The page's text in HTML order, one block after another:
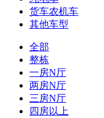
货车农机车
其他车型
全部
整栋
一房N厅
两房N厅
三房N厅
四房以上